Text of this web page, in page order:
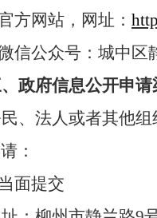
方网站，网址：
信公众号： 城中区
政府信息公开申请
、法人或者其他组
：
面提交